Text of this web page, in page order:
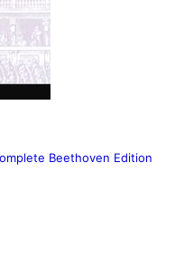
Beethoven Edition